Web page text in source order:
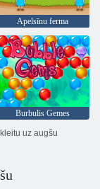
Apelsīnu ferma
Burbulis Gemes
uz augšu